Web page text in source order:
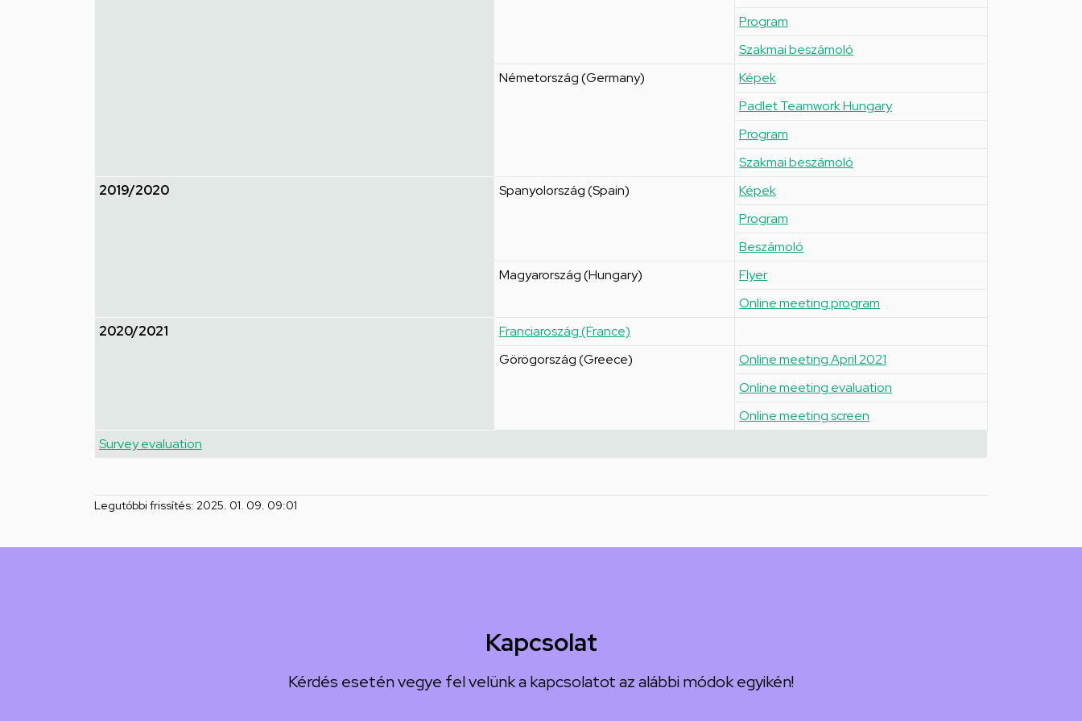
feladatellátási
Program
Szakmai beszámoló
Németország (Germany)
Képek
Padlet Teamwork Hungary
Program
Szakmai beszámoló
2019/2020
Spanyolország (Spain)
Képek
Program
Beszámoló
Magyarország (Hungary)
Flyer
Online meeting program
2020/2021
Franciaroszág (France)
Görögország (Greece)
Online meeting April 2021
Online meeting evaluation
Online meeting screen
Survey evaluation
Legutóbbi frissítés: 2025. 01. 09. 09:01
Kapcsolat
Kérdés esetén vegye fel velünk a kapcsolatot az alábbi módok egyikén!